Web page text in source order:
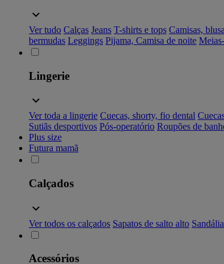
Ver tudo Calças Jeans T-shirts e tops Camisas,
bermudas Leggings Pijama, Camisa de noite
Lingerie
Ver toda a lingerie Cuecas, shorty, fio dental
Sutiãs desportivos Pós-operatório Roupões de
Plus size
Futura mamã
Calçados
Ver todos os calçados Sapatos de salto alto
Acessórios